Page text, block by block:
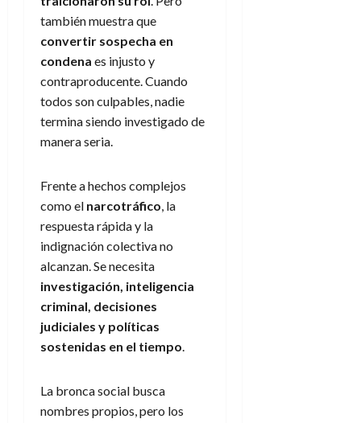
también muestra que
convertir sospecha en
condena es injusto y
contraproducente. Cuando
todos son culpables, nadie
termina siendo investigado de
manera seria.
Frente a hechos complejos
como el narcotráfico , la
respuesta rápida y la
indignación colectiva no
alcanzan. Se necesita
investigación, inteligencia
criminal, decisiones
judiciales y políticas
sostenidas en el tiempo
La bronca social busca
nombres propios, pero los